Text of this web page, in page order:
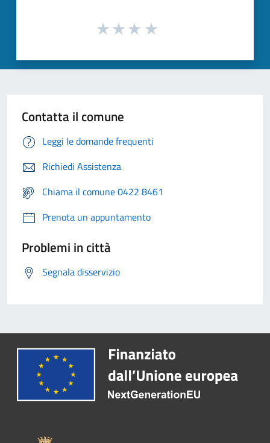
Contatta il comune
Leggi le domande frequenti
Richiedi Assistenza
Chiama il comune 0422 8461
Prenota un appuntamento
Problemi in città
Segnala disservizio